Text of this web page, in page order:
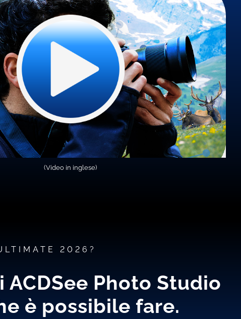
(Video in inglese)
2026?
Photo Studio
è possibile fare.